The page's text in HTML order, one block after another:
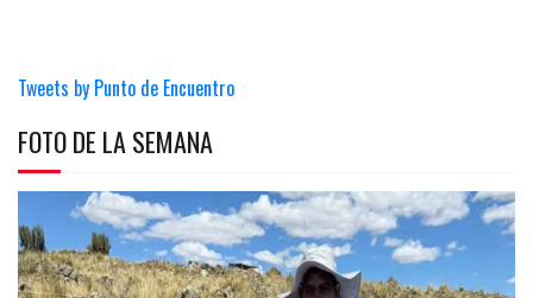
Tweets by Punto de Encuentro
FOTO DE LA SEMANA